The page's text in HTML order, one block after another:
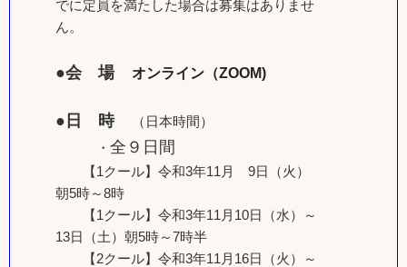
でに定員を満たした場合は募集はありませ
ん。
●会 場 オンライン（ZOOM)
●日 時（日本時間）
・ 全９日間
【1クール】令和3年11月 9日（火）
朝5時～8時
【1クール】令和3年11月10日（水）～
13日（土）朝5時～7時半
【2クール】令和3年11月16日（火）～